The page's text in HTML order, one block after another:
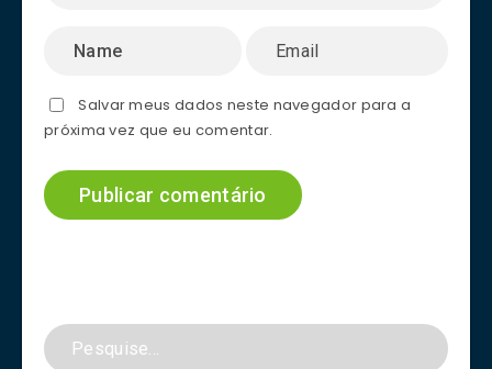
Salvar meus dados neste navegador para a
próxima vez que eu comentar.